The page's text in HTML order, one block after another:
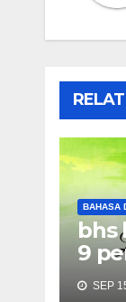
BAHASA
bhs
9
SEP